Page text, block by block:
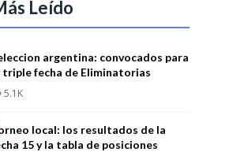
Leído
argentina: convocados para
triple fecha de Eliminatorias
5.1K
local: los resultados de la
15 y la tabla de posiciones